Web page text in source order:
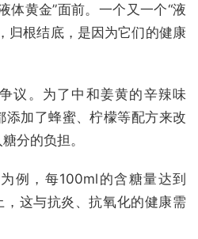
体黄金”面前。一个又一个“液
归根结底，是因为它们的健康
议。为了中和姜黄的辛辣味
添加了蜂蜜、柠檬等配方来改
分的负担。
例，每100ml的含糖量达到
这与抗炎、抗氧化的健康需